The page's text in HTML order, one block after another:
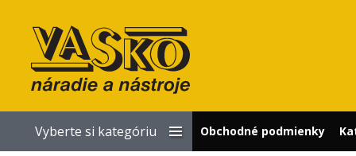
Vyberte si kategóriu Obchodné podmienky